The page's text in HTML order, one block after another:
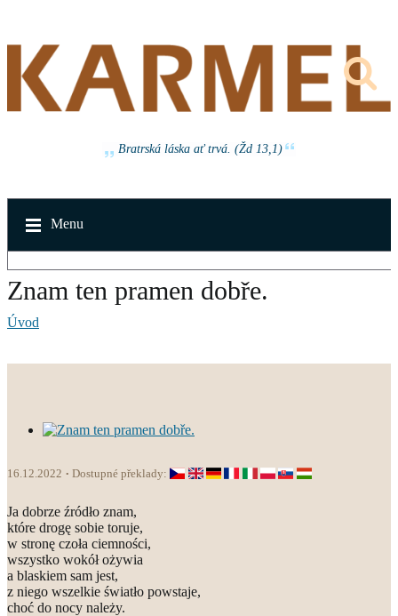
Bratrská láska ať trvá. (Žd 13,1)
Menu
Znam ten pramen dobře.
Úvod
16.12.2022 Dostupné překlady:
Ja dobrze źródło znam,
które drogę sobie toruje,
w stronę czoła ciemności,
wszystko wokół ożywia
a blaskiem sam jest,
z niego wszelkie światło powstaje,
choć do nocy należy.